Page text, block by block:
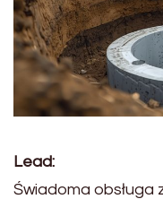
Lead:
Świadoma obsługa